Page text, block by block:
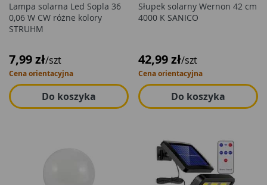
Lampa solarna Led Sopla 36
0,06 W CW różne kolory
STRUHM
7,99 zł/szt
Cena orientacyjna
Do koszyka
Słupek solarny Wernon 42 cm
4000 K SANICO
42,99 zł/szt
Cena orientacyjna
Do koszyka